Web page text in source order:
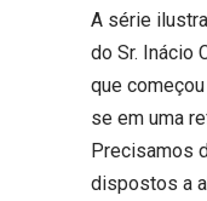
A série
do Sr. Inácio
que
se em uma
Precisamos
dispostos a